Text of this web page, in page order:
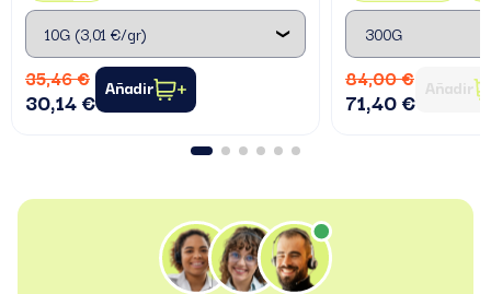
35,46 €
30,14 € Añadir 84,00 €
71,40 € Añadir